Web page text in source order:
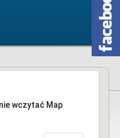
wczytać Map